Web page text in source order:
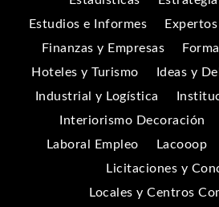
Estudios e Informes
Expertos
Finanzas y Empresas
Hoteles y Turismo
Ideas y
Industrial y Logística
Interiorismo Decoración
Laboral Empleo
Lacooop
Licitaciones y
Locales y Centros